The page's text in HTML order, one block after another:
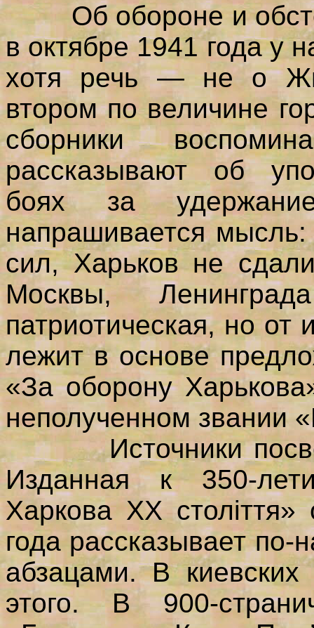
Об обороне и
в октябре 1941 года у
хотя речь — не о
втором по величине
сборники
рассказывают об
боях за
напрашивается
сил, Харьков не
Москвы,
патриотическая, но
лежит в основе
«За оборону
неполученном звании
Источники
Изданная к 350-
Харкова ХХ
года рассказывает
абзацами. В
этого. В 900-